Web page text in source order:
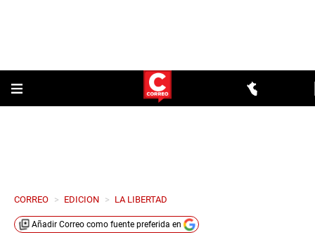
CORREO > EDICION > LA LIBERTAD
Añadir Correo como fuente preferida en